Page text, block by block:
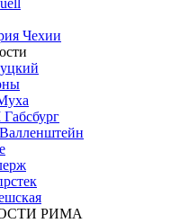
Чехии
РИМА